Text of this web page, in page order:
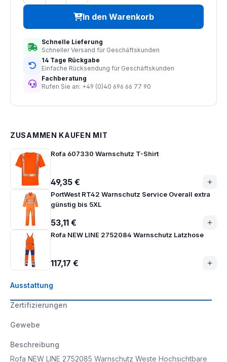
Ausstattung
Zertifizierungen
Gewebe
Beschreibung
Rofa NEW LINE 2752085 Warnschutz Weste Hochsichtbare
In den Warenkorb
Schnelle Lieferung
Schneller Versand für Geschäftskunden
14 Tage Rückgabe
Einfache Rücksendung für Geschäftskunden
Fachberatung
Rufen Sie an: +49 (0)40 696 66 77 90
ZUSAMMEN KAUFEN MIT
Rofa 607330 Warnschutz T-Shirt
49,35 €
PortWest RT42 Warnschutz Service Overall extra
günstig bis 5XL
53,11 €
Rofa NEW LINE 2752084 Warnschutz Latzhose
117,17 €